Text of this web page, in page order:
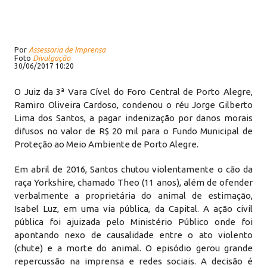
Por Assessoria de Imprensa
Foto Divulgação
30/06/2017 10:20
O Juiz da 3ª Vara Cível do Foro Central de Porto Alegre,
Ramiro Oliveira Cardoso, condenou o réu Jorge Gilberto
Lima dos Santos, a pagar indenização por danos morais
difusos no valor de R$ 20 mil para o Fundo Municipal de
Proteção ao Meio Ambiente de Porto Alegre.
Em abril de 2016, Santos chutou violentamente o cão da
raça Yorkshire, chamado Theo (11 anos), além de ofender
verbalmente a proprietária do animal de estimação,
Isabel Luz, em uma via pública, da Capital. A ação civil
pública foi ajuizada pelo Ministério Público onde foi
apontando nexo de causalidade entre o ato violento
(chute) e a morte do animal. O episódio gerou grande
repercussão na imprensa e redes sociais. A decisão é